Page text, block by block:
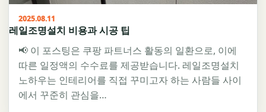
2025.08.11
레일조명설치 비용과 시공 팁
📢 이 포스팅은 쿠팡 파트너스 활동의 일환으로, 이에
따른 일정액의 수수료를 제공받습니다. 레일조명설치
노하우는 인테리어를 직접 꾸미고자 하는 사람들 사이
에서 꾸준히 관심을…